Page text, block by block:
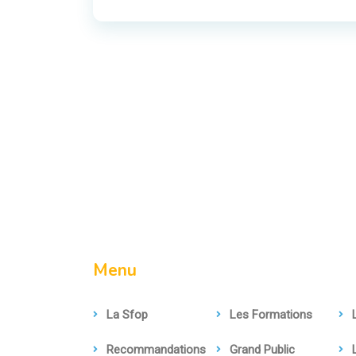
Menu
La Sfop Les Formations
Recommandations Grand Public